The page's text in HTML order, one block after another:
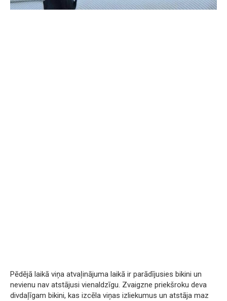
Pēdējā laikā viņa atvaļinājuma laikā ir parādījusies bikini un
nevienu nav atstājusi vienaldzīgu. Zvaigzne priekšroku deva
divdaļīgam bikini, kas izcēla viņas izliekumus un atstāja maz